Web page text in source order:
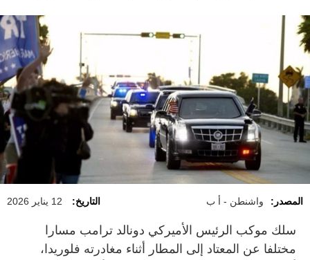
المصدر: واشنطن - أ ب التاريخ: 12 يناير 2026
سلك موكب الرئيس الأميركي دونالد ترامب مسارا
مختلفا عن المعتاد إلى المطار أثناء مغادرته فلوريدا،